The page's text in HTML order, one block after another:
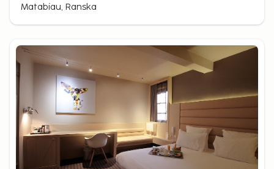
Matabiau, Ranska